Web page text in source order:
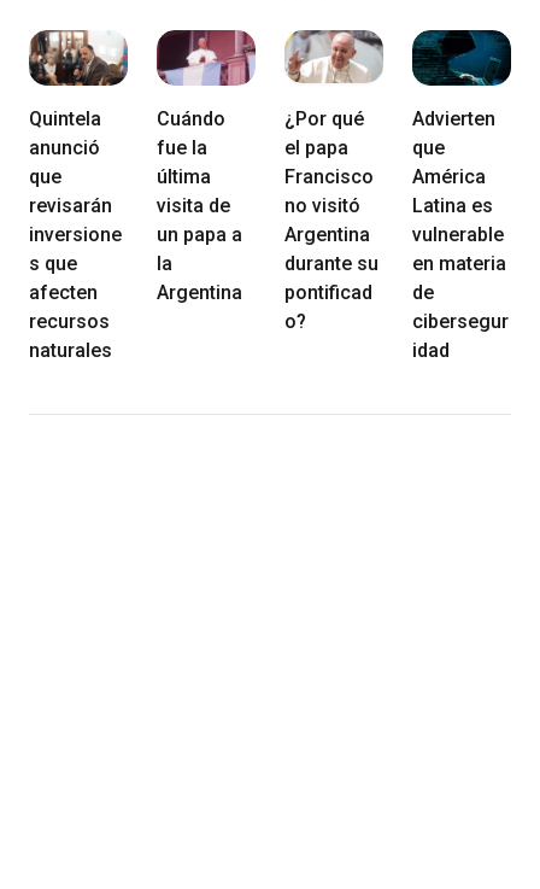
Quintela
anunció
que
revisarán
inversione
s que
afecten
recursos
naturales
Cuándo
fue la
última
visita de
un papa a
la
Argentina
¿Por qué
el papa
Francisco
no visitó
Argentina
durante su
pontificad
o?
Advierten
que
América
Latina es
vulnerable
en materia
de
cibersegur
idad